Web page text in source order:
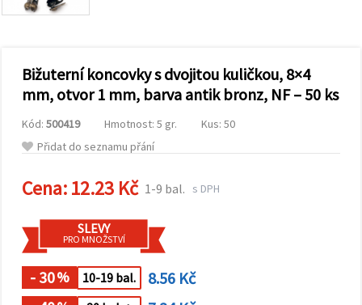
partnerů
Můžete
použitím
cookies
můžete
Nastavení
výběrem
daného
typu
cookies a
kliknutím
Bižuterní koncovky s dvojitou kuličkou, 8×4
mm, otvor 1 mm, barva antik bronz, NF – 50 ks
Kód: 500419 Hmotnost: 5 gr.
Kus: 50
Přidat do seznamu přání
Cena:12.23 Kč 1-9 bal. s DPH
SLEVY
PRO MNOŽSTVÍ
- 30% 10-19 bal.
8.56 Kč